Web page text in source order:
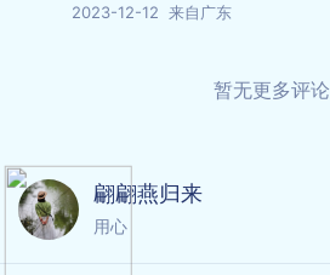
2023-12-12 来自广东
暂无更多评论
翩翩燕归来
用心